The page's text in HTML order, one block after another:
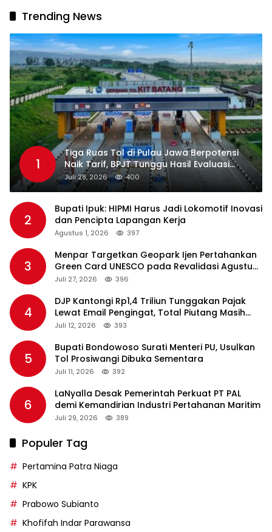
Trending News
1
Tiga Ruas Tol di Pulau Jawa Berpotensi
Naik Tarif, BPJT Tunggu Hasil Evaluasi
Standar Pelayanan
Juli 28, 2026 400
2
Bupati Ipuk: HIPMI Harus Jadi Lokomotif Inovasi
dan Pencipta Lapangan Kerja
Agustus 1, 2026 397
3
Menpar Targetkan Geopark Ijen Pertahankan
Green Card UNESCO pada Revalidasi Agustus
2026
Juli 27, 2026 396
4
DJP Kantongi Rp1,4 Triliun Tunggakan Pajak
Lewat Email Pengingat, Total Piutang Masih
Rp36 Triliun
Juli 12, 2026 393
5
Bupati Bondowoso Surati Menteri PU, Usulkan
Tol Prosiwangi Dibuka Sementara
Juli 11, 2026 392
6
LaNyalla Desak Pemerintah Perkuat PT PAL
demi Kemandirian Industri Pertahanan Maritim
Juli 29, 2026 389
Populer Tag
Pertamina Patra Niaga
KPK
Prabowo Subianto
Khofifah Indar Parawansa